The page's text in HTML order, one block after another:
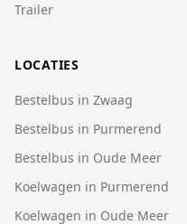
Trailer
LOCATIES
Bestelbus in Zwaag
Bestelbus in Purmerend
Bestelbus in Oude Meer
Koelwagen in Purmerend
Koelwagen in Oude Meer